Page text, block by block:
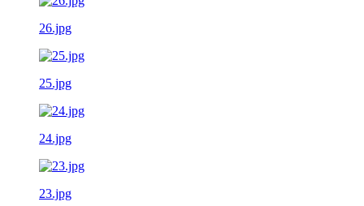
26.jpg
25.jpg
24.jpg
23.jpg